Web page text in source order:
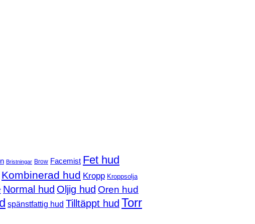
Bristningar Brow Facemist Fet hud
Kombinerad hud Kropp Kroppsolja
Normal hud Oljig hud Oren hud
spänstfattig hud Tilltäppt hud Torr